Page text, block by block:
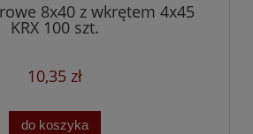
8x40 z wkrętem 4x45
KRX 100 szt.
10,35 zł
do koszyka